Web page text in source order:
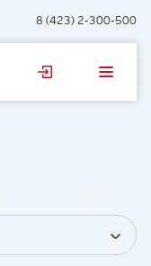
8 (423) 2-300-500